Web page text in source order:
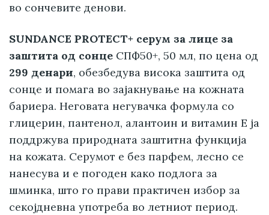
во сончевите денови.
SUNDANCE PROTECT+ серум за лице за
заштита од сонце СПФ50+, 50 мл, по цена од
299 денари, обезбедува висока заштита од
сонце и помага во зајакнување на кожната
бариера. Неговата негувачка формула со
глицерин, пантенол, алантоин и витамин Е ја
поддржува природната заштитна функција
на кожата. Серумот е без парфем, лесно се
нанесува и е погоден како подлога за
шминка, што го прави практичен избор за
секојдневна употреба во летниот период.